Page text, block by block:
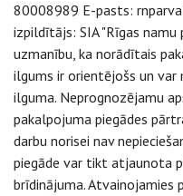
80008989 E-pasts:
izpildītājs: SIA "Rīgas
uzmanību, ka norādītais
ilgums ir orientējošs un
ilguma. Neprognozējamu
pakalpojuma piegādes
darbu norisei nav
piegāde var tikt atjaunota
brīdinājuma. Atvainojamies